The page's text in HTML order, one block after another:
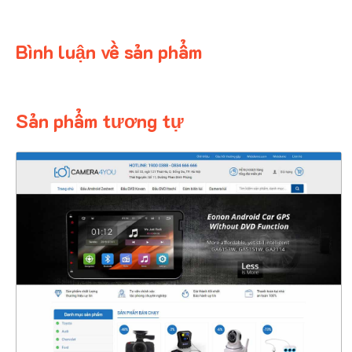
Bình luận về sản phẩm
Sản phẩm tương tự
4346